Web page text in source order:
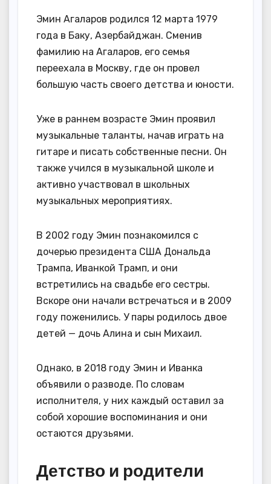
Эмин Агаларов родился 12 марта 1979
года в Баку, Азербайджан. Сменив
фамилию на Агаларов, его семья
переехала в Москву, где он провел
большую часть своего детства и юности.
Уже в раннем возрасте Эмин проявил
музыкальные таланты, начав играть на
гитаре и писать собственные песни. Он
также учился в музыкальной школе и
активно участвовал в школьных
музыкальных мероприятиях.
В 2002 году Эмин познакомился с
дочерью президента США Дональда
Трампа, Иванкой Трамп, и они
встретились на свадьбе его сестры.
Вскоре они начали встречаться и в 2009
году поженились. У пары родилось двое
детей — дочь Алина и сын Михаил.
Однако, в 2018 году Эмин и Иванка
объявили о разводе. По словам
исполнителя, у них каждый оставил за
собой хорошие воспоминания и они
остаются друзьями.
Детство и родители